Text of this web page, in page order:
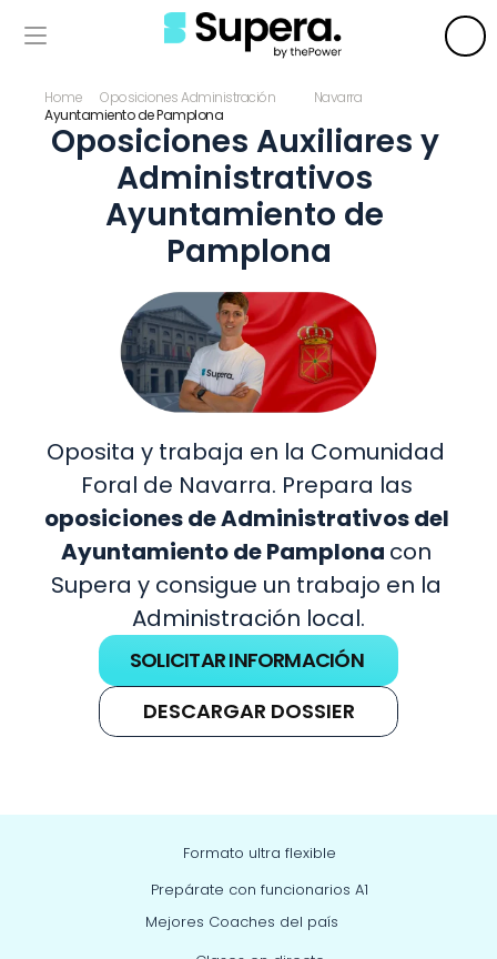
Home Oposiciones Administración
Navarra
Ayuntamiento de Pamplona
Oposiciones Auxiliares y
Administrativos
Ayuntamiento de
Pamplona
Oposita y trabaja en la Comunidad
Foral de Navarra. Prepara las
oposiciones de Administrativos del
Ayuntamiento de Pamplona con
Supera y consigue un trabajo en la
Administración local.
SOLICITAR INFORMACIÓN
DESCARGAR DOSSIER
Formato ultra flexible
Prepárate con funcionarios A1
Mejores Coaches del país